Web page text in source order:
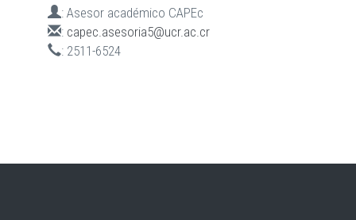
: Asesor académico CAPEc
: capec.asesoria5@ucr.ac.cr
: 2511-6524